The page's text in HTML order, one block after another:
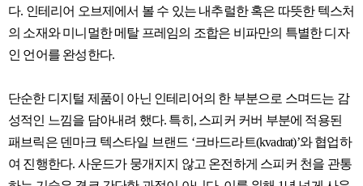
다. 인테리어 오브제에서 볼 수 있는 내추럴한 혹은 따뜻한 텍스처
의 소재와 미니멀한 메탈 프레임의 조합은 비파만의 특별한 디자
인 언어를 완성한다.
단순한 디지털 제품이 아닌 인테리어의 한 부분으로 스며드는 감
성적인 느낌을 담아내려 했다. 특히, 스피커 커버 부분에 적용된
패브릭은 덴마크 텍스타일 브랜드 ‘크바드라트(kvadrat)’와 협업하
여 진행한다. 사운드가 뭉개지지 않고 온전하게 스피커 천을 관통